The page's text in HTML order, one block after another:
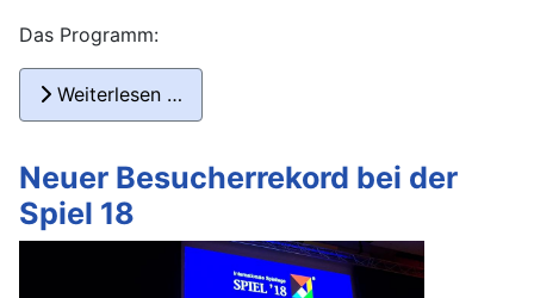
Das Programm:
Weiterlesen …
Neuer Besucherrekord bei der
Spiel 18